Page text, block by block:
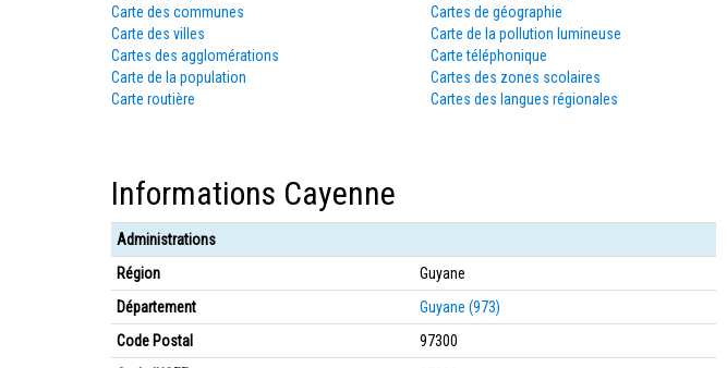
Carte des communes
Carte des villes
Cartes des agglomérations
Carte de la population
Carte routière
Cartes de géographie
Carte de la pollution lumineuse
Carte téléphonique
Cartes des zones scolaires
Cartes des langues régionales
Informations Cayenne
Administrations
Région
Guyane
Département
Guyane (973)
Code Postal
97300